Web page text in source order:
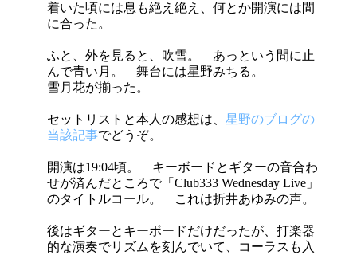
着いた頃には息も絶え絶え、何とか開演には間
に合った。
ふと、外を見ると、吹雪。 あっという間に止
んで青い月。 舞台には星野みちる。
雪月花が揃った。
セットリストと本人の感想は、 星野のブログの
当該記事でどうぞ。
開演は19:04頃。 キーボードとギターの音合わ
せが済んだところで「Club333 Wednesday Live」
のタイトルコール。 これは折井あゆみの声。
後はギターとキーボードだけだったが、打楽器
的な演奏でリズムを刻んでいて、コーラスも入